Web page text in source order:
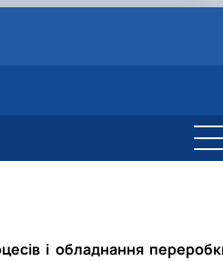
за інформаційне наповнення веб-
робота
і обладнання